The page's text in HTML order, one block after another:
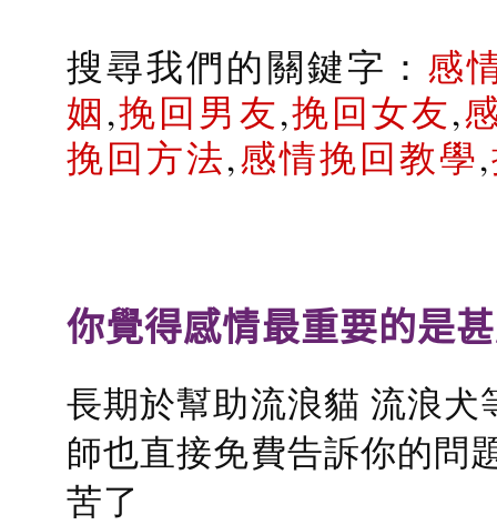
搜尋我們的關鍵字： 感
姻,挽回男友,挽回女友,
挽回方法,感情挽回教學,
你覺得感情最重要的是
長期於幫助流浪貓 流浪
師也直接免費告訴你的問
苦了